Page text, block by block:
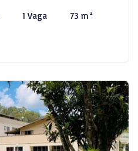
1 Vaga 73 m²